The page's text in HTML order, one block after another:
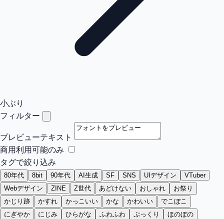
小ぶり
フィルター
プレビューテキスト
商用利用可能のみ
タグで絞り込み
80年代 8bit 90年代 AI生成 SF SNS UIデザイン
VTuber
Webデザイン
ZINE Z世代 あどけない おしゃれ
お祭り
かじり跡
かすれ かっこいい かな かわいい
でこぼこ
にぎやか
にじみ ひらがな ふわふわ ぷっくり
ほのぼの